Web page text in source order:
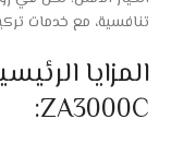
تنافسية، مع خدمات
المزايا
ZA3000C: